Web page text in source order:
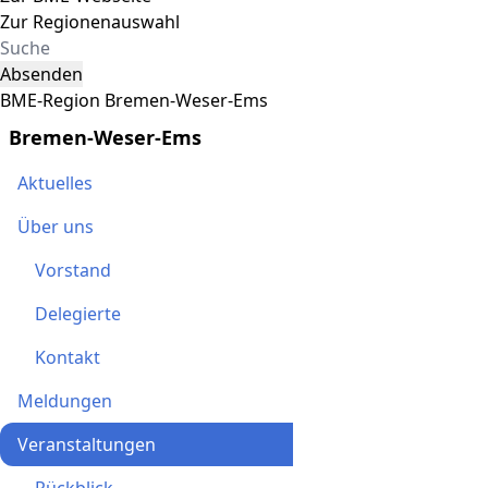
Zur Regionenauswahl
Absenden
BME-Region Bremen-Weser-Ems
Bremen-Weser-Ems
Aktuelles
Über uns
Vorstand
Delegierte
Kontakt
Meldungen
Veranstaltungen